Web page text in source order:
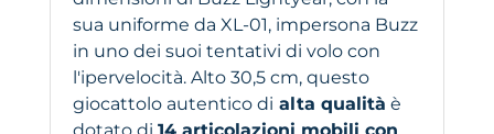
sua uniforme da XL-01, impersona Buzz
in uno dei suoi tentativi di volo con
l'ipervelocità. Alto 30,5 cm, questo
giocattolo autentico di alta qualità è